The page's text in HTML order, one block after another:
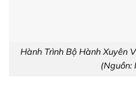
Hành Trình Bộ Hành Xuyên
(Nguồn: